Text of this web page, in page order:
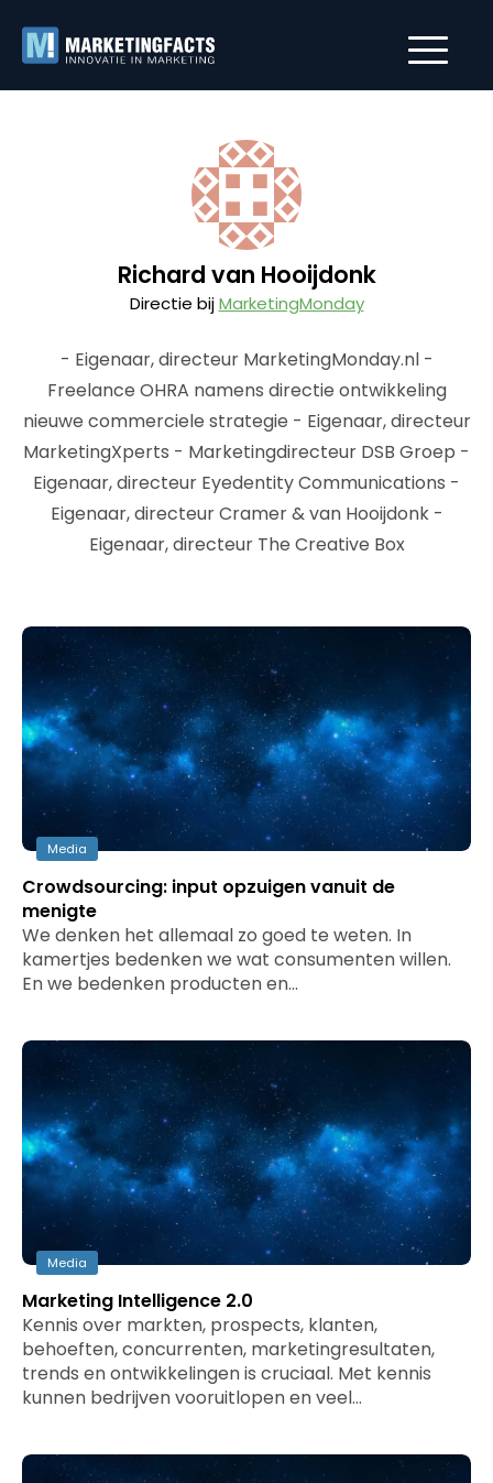
Richard van Hooijdonk
Directie bijMarketingMonday
- Eigenaar, directeur MarketingMonday.nl -
Freelance OHRA namens directie ontwikkeling
nieuwe commerciele strategie - Eigenaar, directeur
MarketingXperts - Marketingdirecteur DSB Groep -
Eigenaar, directeur Eyedentity Communications -
Eigenaar, directeur Cramer & van Hooijdonk -
Eigenaar, directeur The Creative Box
Media
Crowdsourcing: input opzuigen vanuit de
menigte
We denken het allemaal zo goed te weten. In
kamertjes bedenken we wat consumenten willen.
En we bedenken producten en…
Media
Marketing Intelligence 2.0
Kennis over markten, prospects, klanten,
behoeften, concurrenten, marketingresultaten,
trends en ontwikkelingen is cruciaal. Met kennis
kunnen bedrijven vooruitlopen en veel…